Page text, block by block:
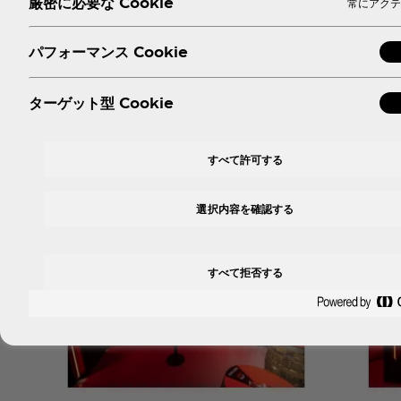
常にアク
パフォーマンス Cookie
ターゲット型 Cookie
すべて許可する
すべて拒否する
選択内容を確認する